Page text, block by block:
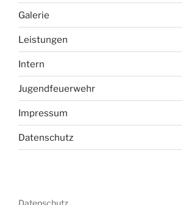
Galerie
Leistungen
Intern
Jugendfeuerwehr
Impressum
Datenschutz